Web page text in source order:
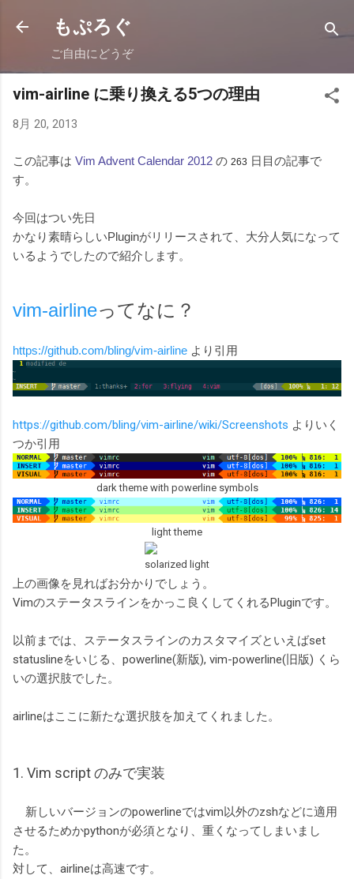
スキップしてメイン コンテンツに移動
もぷろぐ
ご自由にどうぞ
vim-airline に乗り換える5つの理由
8月 20, 2013
この記事は Vim Advent Calendar 2012 の 263 日目の記事で
す。
今回はつい先日
かなり素晴らしいPluginがリリースされて、大分人気になって
いるようでしたので紹介します。
vim-airlineってなに？
https://github.com/bling/vim-airline より引用
https://github.com/bling/vim-airline/wiki/Screenshots よりいく
つか引用
dark theme with powerline symbols
light theme
solarized light
上の画像を見ればお分かりでしょう。
Vimのステータスラインをかっこ良くしてくれるPluginです。
以前までは、ステータスラインのカスタマイズといえばset
statuslineをいじる、powerline(新版), vim-powerline(旧版) くら
いの選択肢でした。
airlineはここに新たな選択肢を加えてくれました。
1. Vim script のみで実装
新しいバージョンのpowerlineではvim以外のzshなどに適用
させるためかpythonが必須となり、重くなってしまいまし
た。
対して、airlineは高速です。